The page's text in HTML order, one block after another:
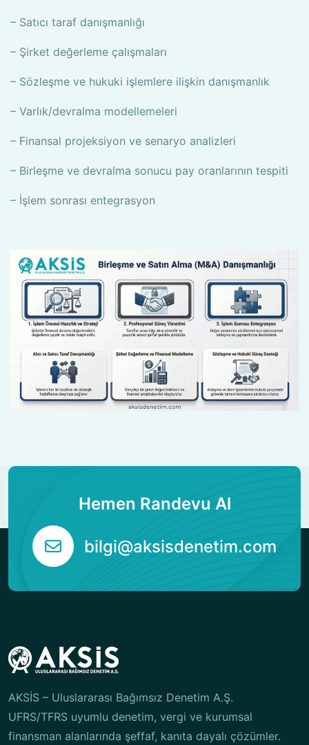
– Satıcı taraf danışmanlığı
– Şirket değerleme çalışmaları
– Sözleşme ve hukuki işlemlere ilişkin danışmanlık
– Varlık/devralma modellemeleri
– Finansal projeksiyon ve senaryo analizleri
– Birleşme ve devralma sonucu pay oranlarının tespiti
– İşlem sonrası entegrasyon
Hemen Randevu Al
bilgi@aksisdenetim.com
AKSİS – Uluslararası Bağımsız Denetim A.Ş.
UFRS/TFRS uyumlu denetim, vergi ve kurumsal
finansman alanlarında şeffaf, kanıta dayalı çözümler.